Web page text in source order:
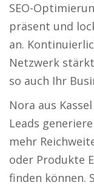
SEO-
präsent und
an.
Netzwerk
so auch Ihr
Nora aus
Leads
mehr
oder Produkte
finden können.